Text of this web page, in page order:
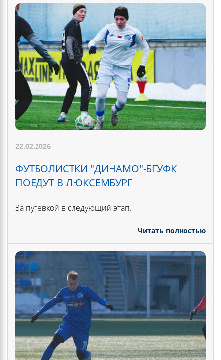
22.02.2026
ФУТБОЛИСТКИ "ДИНАМО"-БГУФК
ПОЕДУТ В ЛЮКСЕМБУРГ
За путевкой в следующий этап.
Читать полностью